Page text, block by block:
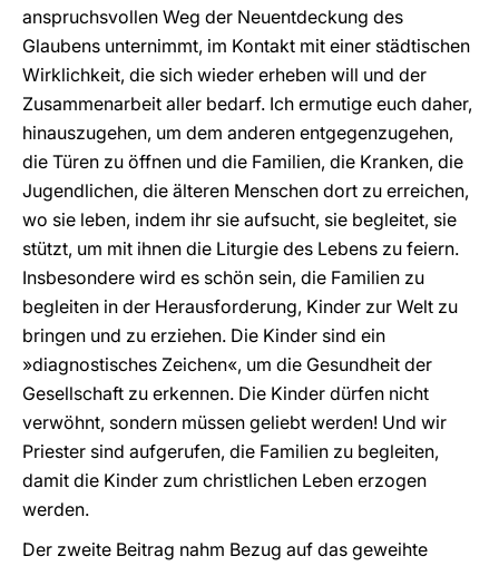
anspruchsvollen Weg der Neuentdeckung des
Glaubens unternimmt, im Kontakt mit einer städtischen
Wirklichkeit, die sich wieder erheben will und der
Zusammenarbeit aller bedarf. Ich ermutige euch daher,
hinauszugehen, um dem anderen entgegenzugehen,
die Türen zu öffnen und die Familien, die Kranken, die
Jugendlichen, die älteren Menschen dort zu erreichen,
wo sie leben, indem ihr sie aufsucht, sie begleitet, sie
stützt, um mit ihnen die Liturgie des Lebens zu feiern.
Insbesondere wird es schön sein, die Familien zu
begleiten in der Herausforderung, Kinder zur Welt zu
bringen und zu erziehen. Die Kinder sind ein
»diagnostisches Zeichen«, um die Gesundheit der
Gesellschaft zu erkennen. Die Kinder dürfen nicht
verwöhnt, sondern müssen geliebt werden! Und wir
Priester sind aufgerufen, die Familien zu begleiten,
damit die Kinder zum christlichen Leben erzogen
werden.
Der zweite Beitrag nahm Bezug auf das geweihte